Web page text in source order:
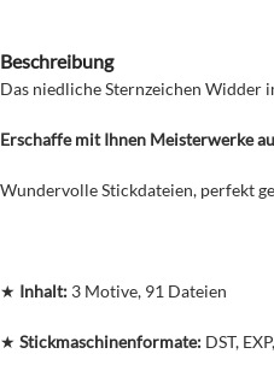
Beschreibung
Das niedliche Sternzeichen Widder
Erschaffe mit Ihnen Meisterwerke
Wundervolle Stickdateien, perfekt
★ Inhalt: 3 Motive, 91 Dateien
★ Stickmaschinenformate: DST,